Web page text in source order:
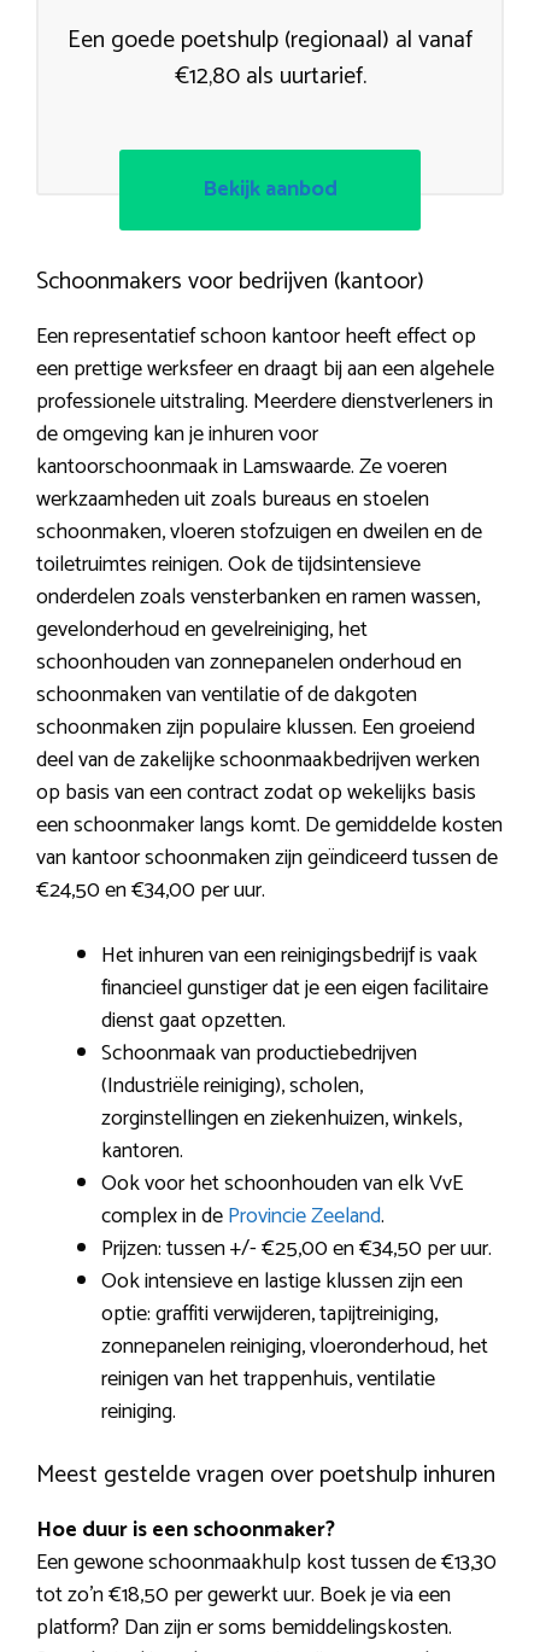
Een goede poetshulp (regionaal) al vanaf
€12,80 als uurtarief.
Bekijk aanbod
Schoonmakers voor bedrijven (kantoor)
Een representatief schoon kantoor heeft effect op
een prettige werksfeer en draagt bij aan een algehele
professionele uitstraling. Meerdere dienstverleners in
de omgeving kan je inhuren voor
kantoorschoonmaak in Lamswaarde. Ze voeren
werkzaamheden uit zoals bureaus en stoelen
schoonmaken, vloeren stofzuigen en dweilen en de
toiletruimtes reinigen. Ook de tijdsintensieve
onderdelen zoals vensterbanken en ramen wassen,
gevelonderhoud en gevelreiniging, het
schoonhouden van zonnepanelen onderhoud en
schoonmaken van ventilatie of de dakgoten
schoonmaken zijn populaire klussen. Een groeiend
deel van de zakelijke schoonmaakbedrijven werken
op basis van een contract zodat op wekelijks basis
een schoonmaker langs komt. De gemiddelde kosten
van kantoor schoonmaken zijn geïndiceerd tussen de
€24,50 en €34,00 per uur.
Het inhuren van een reinigingsbedrijf is vaak
financieel gunstiger dat je een eigen facilitaire
dienst gaat opzetten.
Schoonmaak van productiebedrijven
(Industriële reiniging), scholen,
zorginstellingen en ziekenhuizen, winkels,
kantoren.
Ook voor het schoonhouden van elk VvE
complex in deProvincie Zeeland.
Prijzen: tussen +/- €25,00 en €34,50 per uur.
Ook intensieve en lastige klussen zijn een
optie: graffiti verwijderen, tapijtreiniging,
zonnepanelen reiniging, vloeronderhoud, het
reinigen van het trappenhuis, ventilatie
reiniging.
Meest gestelde vragen over poetshulp inhuren
Hoe duur is een schoonmaker?
Een gewone schoonmaakhulp kost tussen de €13,30
tot zo’n €18,50 per gewerkt uur. Boek je via een
platform? Dan zijn er soms bemiddelingskosten.